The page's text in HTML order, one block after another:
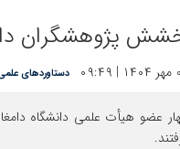
پژوهشگران دانشگاه دامغان در
دستاوردهای